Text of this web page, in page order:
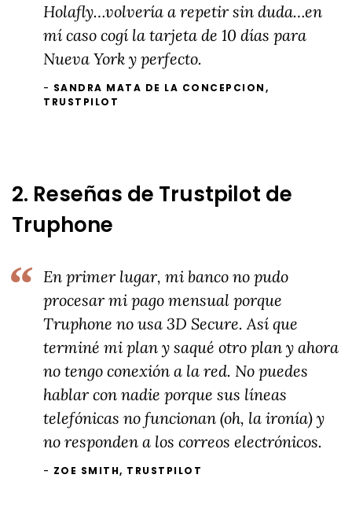
Holafly…volvería a repetir sin duda…en
mí caso cogí la tarjeta de 10 días para
Nueva York y perfecto.
SANDRA MATA DE LA CONCEPCION,
TRUSTPILOT
2. Reseñas de Trustpilot de
Truphone
En primer lugar, mi banco no pudo
procesar mi pago mensual porque
Truphone no usa 3D Secure. Así que
terminé mi plan y saqué otro plan y ahora
no tengo conexión a la red. No puedes
hablar con nadie porque sus líneas
telefónicas no funcionan (oh, la ironía) y
no responden a los correos electrónicos.
ZOE SMITH, TRUSTPILOT